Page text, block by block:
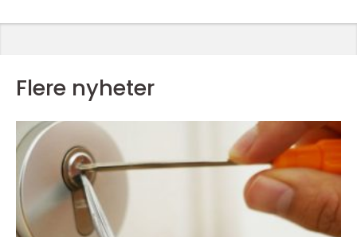
Flere nyheter